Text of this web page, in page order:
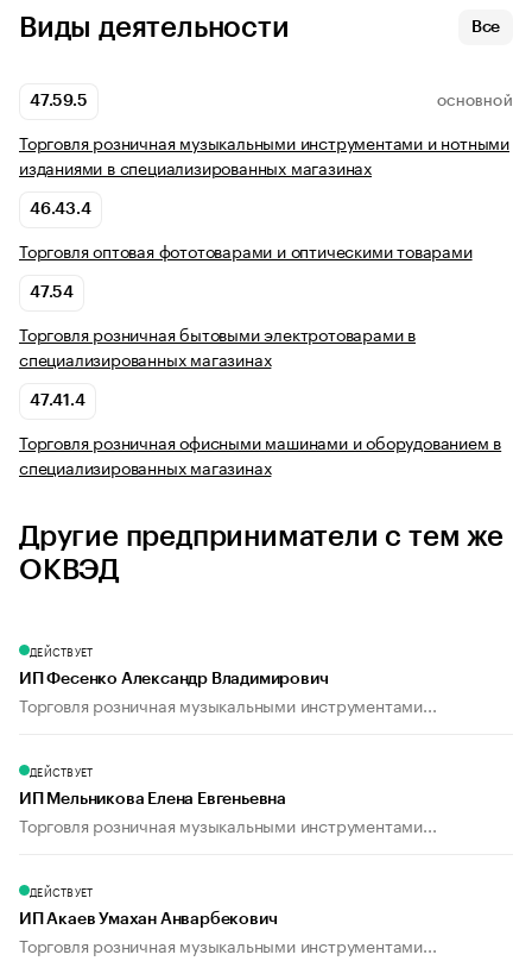
Виды деятельности Все
47.59.5 ОСНОВНОЙ
Торговля розничная музыкальными инструментами и нотными
изданиями в специализированных магазинах
46.43.4
Торговля оптовая фототоварами и оптическими товарами
47.54
Торговля розничная бытовыми электротоварами в
специализированных магазинах
47.41.4
Торговля розничная офисными машинами и оборудованием в
специализированных магазинах
Другие предприниматели с тем же
ОКВЭД
ДЕЙСТВУЕТ
ИП Фесенко Александр Владимирович
Торговля розничная музыкальными инструментами...
ДЕЙСТВУЕТ
ИП Мельникова Елена Евгеньевна
Торговля розничная музыкальными инструментами...
ДЕЙСТВУЕТ
ИП Акаев Умахан Анварбекович
Торговля розничная музыкальными инструментами...